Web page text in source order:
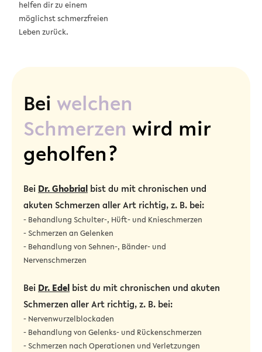
helfen dir zu einem
möglichst schmerzfreien
Leben zurück.
Bei welchen
Schmerzen wird mir
geholfen?
Bei Dr. Ghobrial bist du mit chronischen und
akuten Schmerzen aller Art richtig, z. B. bei:
- Behandlung Schulter-, Hüft- und Knieschmerzen
- Schmerzen an Gelenken
- Behandlung von Sehnen-, Bänder- und
Nervenschmerzen
Bei Dr. Edel bist du mit chronischen und akuten
Schmerzen aller Art richtig, z. B. bei:
- Nervenwurzelblockaden
- Behandlung von Gelenks- und Rückenschmerzen
- Schmerzen nach Operationen und Verletzungen